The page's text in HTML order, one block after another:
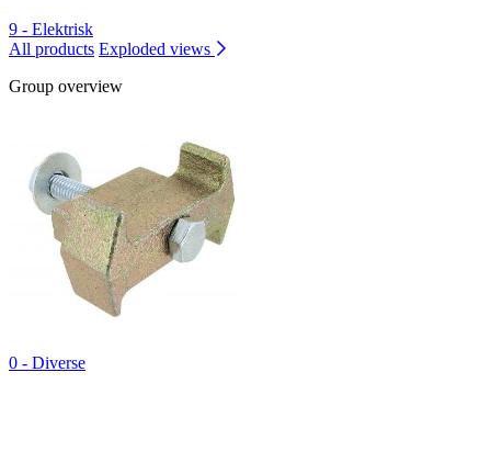
9 - Elektrisk
All products Exploded views
Group overview
0 - Diverse